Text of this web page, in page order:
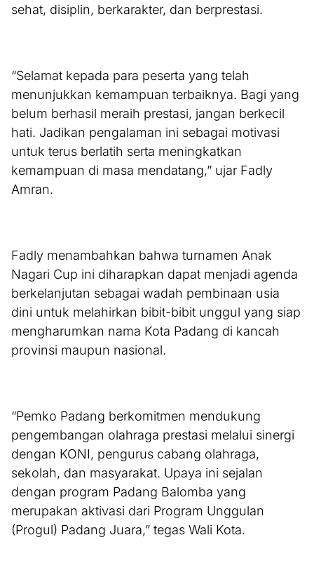
sehat, disiplin, berkarakter, dan berprestasi.
“Selamat kepada para peserta yang telah
menunjukkan kemampuan terbaiknya. Bagi yang
belum berhasil meraih prestasi, jangan berkecil
hati. Jadikan pengalaman ini sebagai motivasi
untuk terus berlatih serta meningkatkan
kemampuan di masa mendatang,” ujar Fadly
Amran.
Fadly menambahkan bahwa turnamen Anak
Nagari Cup ini diharapkan dapat menjadi agenda
berkelanjutan sebagai wadah pembinaan usia
dini untuk melahirkan bibit-bibit unggul yang siap
mengharumkan nama Kota Padang di kancah
provinsi maupun nasional.
“Pemko Padang berkomitmen mendukung
pengembangan olahraga prestasi melalui sinergi
dengan KONI, pengurus cabang olahraga,
sekolah, dan masyarakat. Upaya ini sejalan
dengan program Padang Balomba yang
merupakan aktivasi dari Program Unggulan
(Progul) Padang Juara,” tegas Wali Kota.